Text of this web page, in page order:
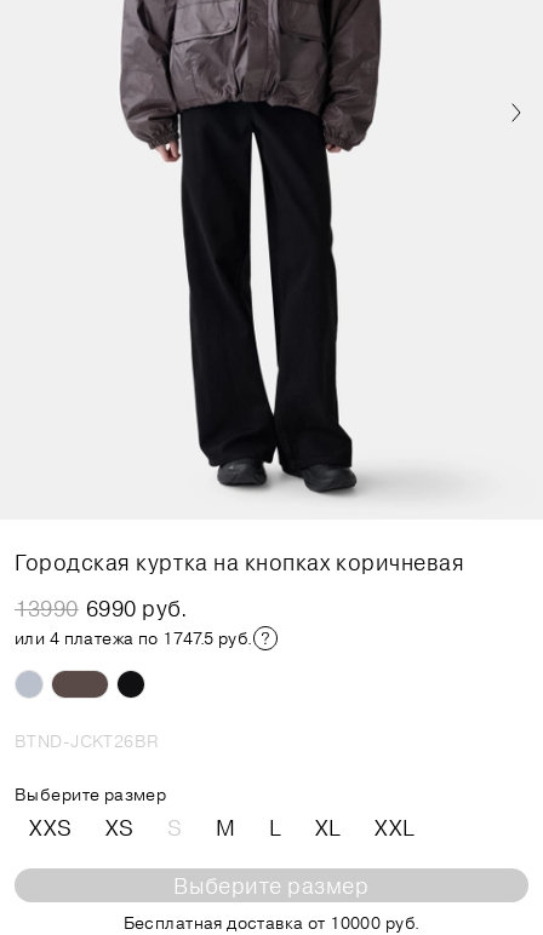
Городская куртка на кнопках коричневая
13990 6990 руб.
или 4 платежа по 1747.5 руб.
BTND-JCKT26BR
Выберите размер
XXS XS S M L XL XXL
Выберите размер
Бесплатная доставка от 10000 руб.